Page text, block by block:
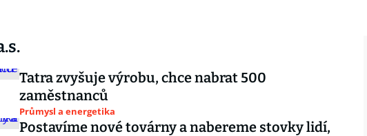
Tatra zvyšuje výrobu, chce nabrat 500
zaměstnanců
Průmysl a energetika
Postavíme nové továrny a nabereme stovky lidí,